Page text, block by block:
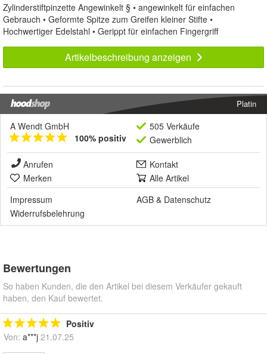
Zylinderstiftpinzette Angewinkelt § • angewinkelt für einfachen
Gebrauch • Geformte Spitze zum Greifen kleiner Stifte •
Hochwertiger Edelstahl • Gerippt für einfachen Fingergriff
Artikelbeschreibung anzeigen
Platin
A Wendt GmbH
100% positiv
505 Verkäufe
Gewerblich
Anrufen
Kontakt
Merken
Alle Artikel
Impressum
AGB & Datenschutz
Widerrufsbelehrung
Bewertungen
So haben Kunden, die den Artikel bei diesem Verkäufer gekauft
haben, den Kauf bewertet.
Positiv
Von: a***j 21.07.25